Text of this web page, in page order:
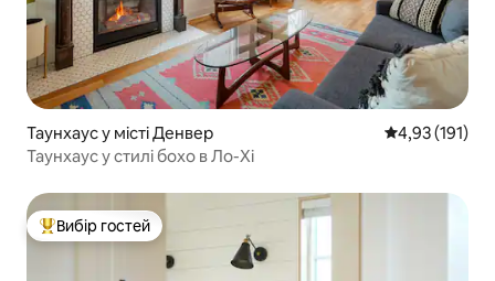
Таунхаус у місті Денвер Середня
4,93 (191)
Таунхаус у стилі бохо в Ло-Хі
Топ вибір гостей
Вибір гостей